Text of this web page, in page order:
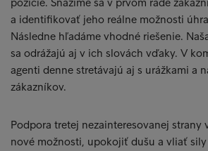
a identifikovať jeho reálne možnosti
Následne hľadáme vhodné riešenie.
sa odrážajú aj v ich slovách vďaky. V
agenti denne stretávajú aj s urážkami a
zákazníkov.
Podpora tretej nezainteresovanej
nové možnosti, upokojiť dušu a vliať